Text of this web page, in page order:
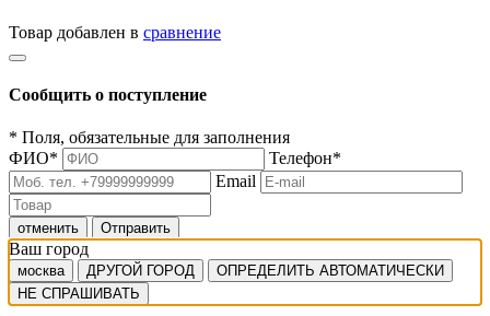
Товар добавлен в сравнение
Сообщить о поступление
* Поля, обязательные для заполнения
ФИО* Телефон*
Email
отменить Отправить
Ваш город
москва ДРУГОЙ ГОРОД
ОПРЕДЕЛИТЬ АВТОМАТИЧЕСКИ
НЕ СПРАШИВАТЬ